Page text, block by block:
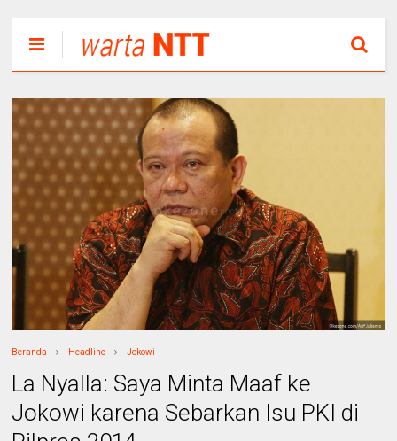
Beranda Headline Jokowi
La Nyalla: Saya Minta Maaf ke
Jokowi karena Sebarkan Isu PKI di